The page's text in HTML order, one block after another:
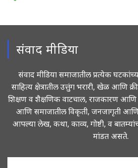
संवाद मीडिया
संवाद मीडिया समाजातील प्रत्येक
साहित्य क्षेत्रातील उत्तुंग भरारी, खेळ आणि
शिक्षण व शैक्षणिक वाटचाल, राजकारण आणि
आणि समाजातील विकृती, जनजागृती आणि
आपल्या लेख, कथा, काव्य, गोष्टी, व
मांडत असते.